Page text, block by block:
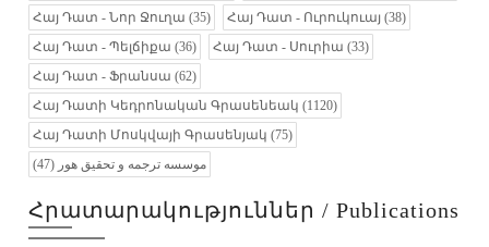
Հայ Դատ - Նոր Ջուղա (35) Հայ Դատ - Ուրուկուայ (38)
Հայ Դատ - Պելճիքա (36) Հայ Դատ - Սուրիա (33)
Հայ Դատ - Ֆրանսա (62)
Հայ Դատի Կեդրոնական Գրասենեակ (1120)
Հայ Դատի Մոսկվայի Գրասենյակ (75)
موسسه ترجمه و تحقیق هور (47)
Հրատարակություններ / Publications